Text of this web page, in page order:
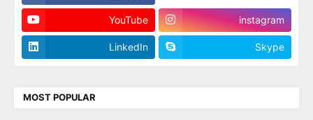
YouTube instagram
LinkedIn Skype
MOST POPULAR